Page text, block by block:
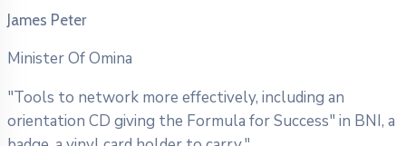
James Peter
Minister Of Omina
"Tools to network more effectively, including an
orientation CD giving the Formula for Success" in BNI, a